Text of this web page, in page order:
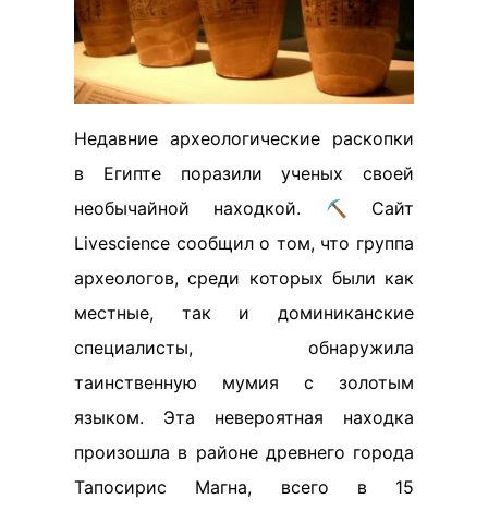
Недавние археологические раскопки
в Египте поразили ученых своей
необычайной находкой. ⛏️ Сайт
Livescience сообщил о том, что группа
археологов, среди которых были как
местные, так и доминиканские
специалисты, обнаружила
таинственную мумия с золотым
языком. Эта невероятная находка
произошла в районе древнего города
Тапосирис Магна, всего в 15